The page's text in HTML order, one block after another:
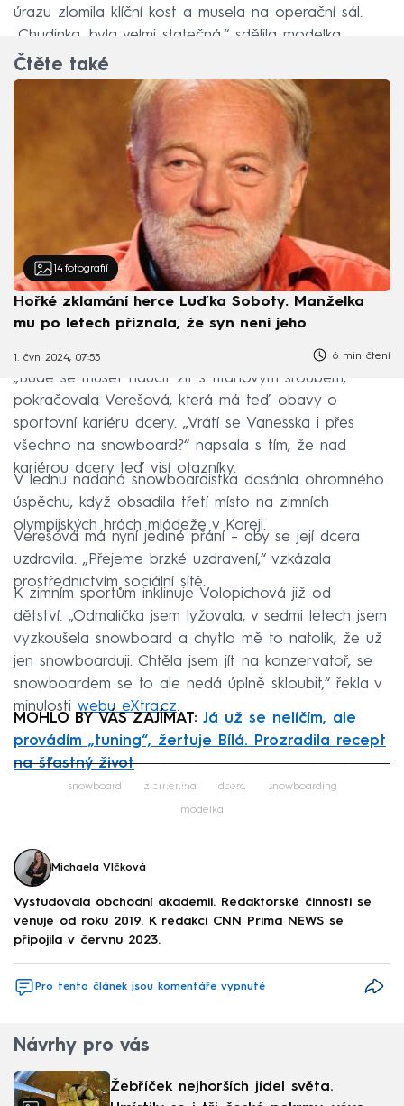
úrazu zlomila klíční kost a musela na operační sál.
„Chudinka, byla velmi statečná,“ sdělila modelka.
Čtěte také
14 fotografií
Hořké zklamání herce Luďka Soboty. Manželka
mu po letech přiznala, že syn není jeho
1. čvn 2024, 07:55 6 min čtení
„Bude se muset naučit žít s titanovým šroubem,“
pokračovala Verešová, která má teď obavy o
sportovní kariéru dcery. „Vrátí se Vanesska i přes
všechno na snowboard?“ napsala s tím, že nad
kariérou dcery teď visí otazníky.
V lednu nadaná snowboardistka dosáhla ohromného
úspěchu, když obsadila třetí místo na zimních
olympijských hrách mládeže v Koreji.
Verešová má nyní jediné přání – aby se její dcera
uzdravila. „Přejeme brzké uzdravení,“ vzkázala
prostřednictvím sociální sítě.
K zimním sportům inklinuje Volopichová již od
dětství. „Odmalička jsem lyžovala, v sedmi letech jsem
vyzkoušela snowboard a chytlo mě to natolik, že už
jen snowboarduji. Chtěla jsem jít na konzervatoř, se
snowboardem se to ale nedá úplně skloubit,“ řekla v
minulosti webu eXtra.cz.
MOHLO BY VÁS ZAJÍMAT: Já už se nelíčím, ale
provádím „tuning“, žertuje Bílá. Prozradila recept
na šťastný život
Failed to fetch
snowboard zlomenina dcera snowboarding
modelka
Michaela Vlčková
Vystudovala obchodní akademii. Redaktorské činnosti se
věnuje od roku 2019. K redakci CNN Prima NEWS se
připojila v červnu 2023.
Pro tento článek jsou komentáře vypnuté
Návrhy pro vás
Žebříček nejhorších jídel světa.